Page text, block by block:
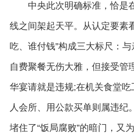
中央此次明确标准，恰是
线之间架起天平。从认定要素
吃、谁付钱”构成三大标尺：
自费聚餐无伤大雅，但接受管
华宴请就是违规;在机关食堂
人会所、用公款买单则属违纪
堵住了“饭局腐败”的暗门，又